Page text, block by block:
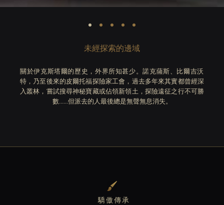
未經探索的邊域
關於伊克斯塔爾的歷史，外界所知甚少。諾克薩斯、比爾吉沃
特，乃至後來的皮爾托福探險家工會，過去多年來其實都曾經深
入叢林，嘗試搜尋神秘寶藏或佔領新領土，探險遠征之行不可勝
數......但派去的人最後總是無聲無息消失。
驕傲傳承